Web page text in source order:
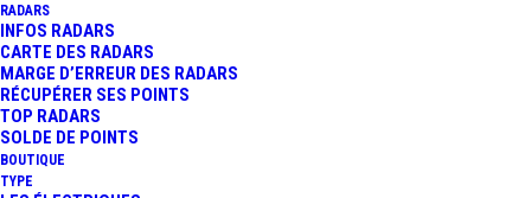
RADARS
INFOS RADARS
CARTE DES RADARS
MARGE D’ERREUR DES RADARS
RÉCUPÉRER SES POINTS
TOP RADARS
SOLDE DE POINTS
BOUTIQUE
TYPE
18 février 2019